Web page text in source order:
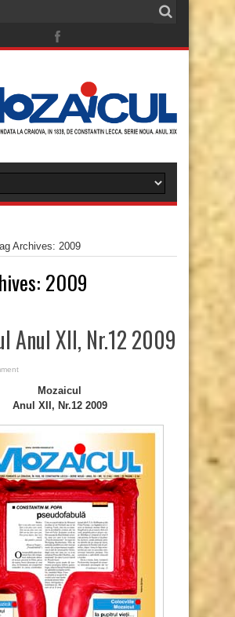
Archives: 2009
2009
Anul XII, Nr.12 2009
Mozaicul
Anul XII, Nr.12 2009